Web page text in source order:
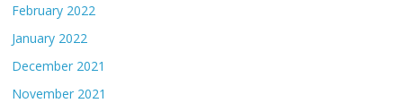
February 2022
January 2022
December 2021
November 2021